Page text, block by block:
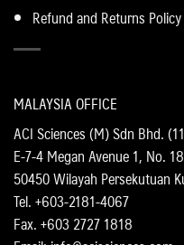
MALAYSIA OFFICE
ACI Sciences (M) Sdn Bhd.
E-7-4 Megan Avenue 1, No.
50450 Wilayah Persekutuan
Tel. +603-2181-4067
Fax. +603 2727 1818
Refund and Returns Policy